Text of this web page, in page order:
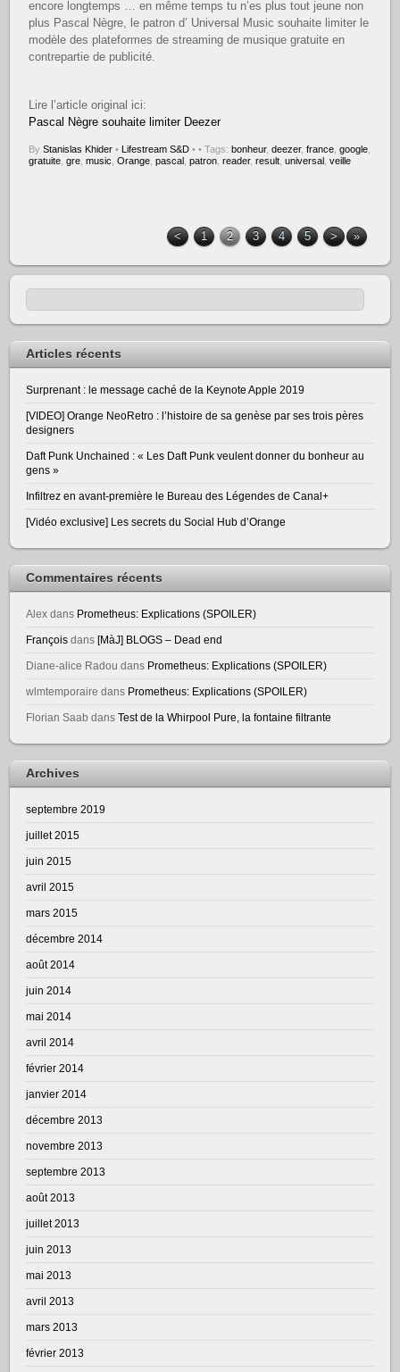
encore longtemps … en même temps tu n’es plus tout jeune non
plus Pascal Nègre, le patron d’ Universal Music souhaite limiter le
modèle des plateformes de streaming de musique gratuite en
contrepartie de publicité.
Lire l’article original ici:
Pascal Nègre souhaite limiter Deezer
ByStanislas Khider • Lifestream S&D • • Tags: bonheur,deezer,france ,google
gratuite ,gre ,music ,Orange ,pascal ,patron ,reader,result ,universal ,veille
< 1 2 3 4 5 > »
Articles récents
Surprenant : le message caché de la Keynote Apple 2019
[VIDEO] Orange NeoRetro : l’histoire de sa genèse par ses trois pères
designers
Daft Punk Unchained : « Les Daft Punk veulent donner du bonheur au
gens »
Infiltrez en avant-première le Bureau des Légendes de Canal+
[Vidéo exclusive] Les secrets du Social Hub d’Orange
Commentaires récents
Alex dans Prometheus: Explications (SPOILER)
François dans [MàJ] BLOGS – Dead end
Diane-alice Radou dans Prometheus: Explications (SPOILER)
wlmtemporaire dans Prometheus: Explications (SPOILER)
Florian Saab dansTest de la Whirpool Pure, la fontaine filtrante
Archives
septembre 2019
juillet 2015
juin 2015
avril 2015
mars 2015
décembre 2014
août 2014
juin 2014
mai 2014
avril 2014
février 2014
janvier 2014
décembre 2013
novembre 2013
septembre 2013
août 2013
juillet 2013
juin 2013
mai 2013
avril 2013
mars 2013
février 2013